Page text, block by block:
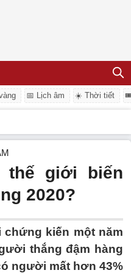
📅 Lịch âm ☀️ Thời tiết
thế giới biến
2020?
kiến một năm
thắng đậm hàng
người mất hơn 43%